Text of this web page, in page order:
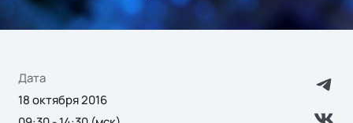
Дата
18 октября 2016